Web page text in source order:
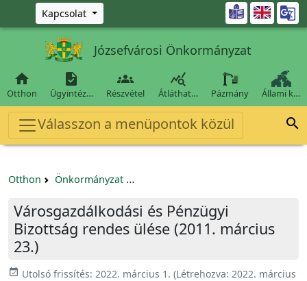
Ugrás a fő tartalomra
Kapcsolat 
Józsefvárosi Önkormányzat

Otthon

Ügyintéz…

Részvétel

Átláthat… Pázmány Állami k…
Válasszon a menüpontok közül 
Otthon Önkormányzat
Városgazdálkodási és Pénzügyi
Bizottság rendes ülése (2011. március
23.)
event_available Utolsó frissítés: 2022. március 1. (Létrehozva: 2022. március